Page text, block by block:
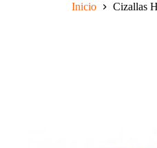
Inicio Cizallas